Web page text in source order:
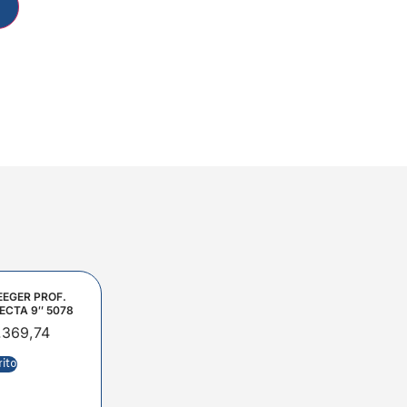
PROF.
9″ 5078